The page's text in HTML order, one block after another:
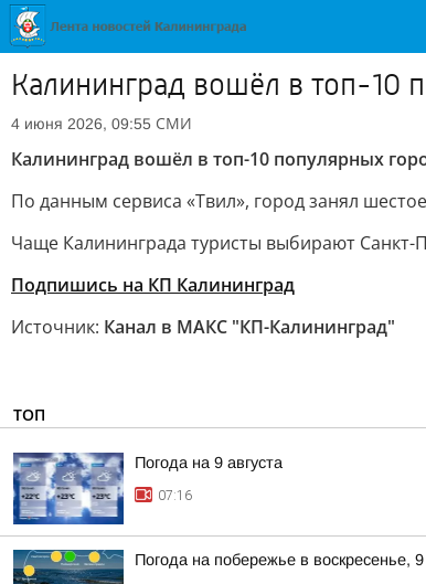
Калининград вошёл в топ-10
4 июня 2026, 09:55 СМИ
Калининград вошёл в топ-10 популярных
По данным сервиса «Твил», город занял
Чаще Калининграда туристы выбирают Санкт-
Подпишись на КП Калининград
Источник: Канал в МАКС "КП-Калининград"
ТОП
Погода на 9 августа
07:16
Погода на побережье в воскресенье, 9